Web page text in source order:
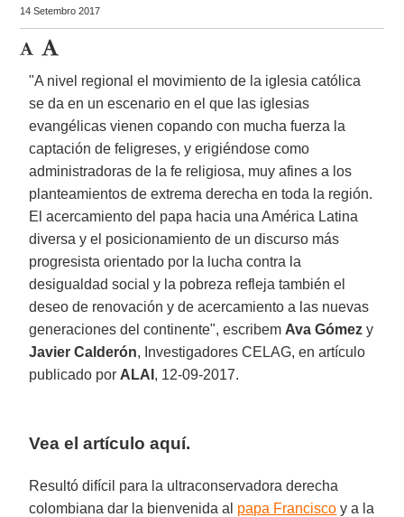
14 Setembro 2017
"A nivel regional el movimiento de la iglesia católica
se da en un escenario en el que las iglesias
evangélicas vienen copando con mucha fuerza la
captación de feligreses, y erigiéndose como
administradoras de la fe religiosa, muy afines a los
planteamientos de extrema derecha en toda la región.
El acercamiento del papa hacia una América Latina
diversa y el posicionamiento de un discurso más
progresista orientado por la lucha contra la
desigualdad social y la pobreza refleja también el
deseo de renovación y de acercamiento a las nuevas
generaciones del continente", escribem Ava Gómez y
Javier Calderón, Investigadores CELAG, en artículo
publicado por ALAI , 12-09-2017.
Vea el artículo aquí.
Resultó difícil para la ultraconservadora derecha
colombiana dar la bienvenida al papa Francisco y a la